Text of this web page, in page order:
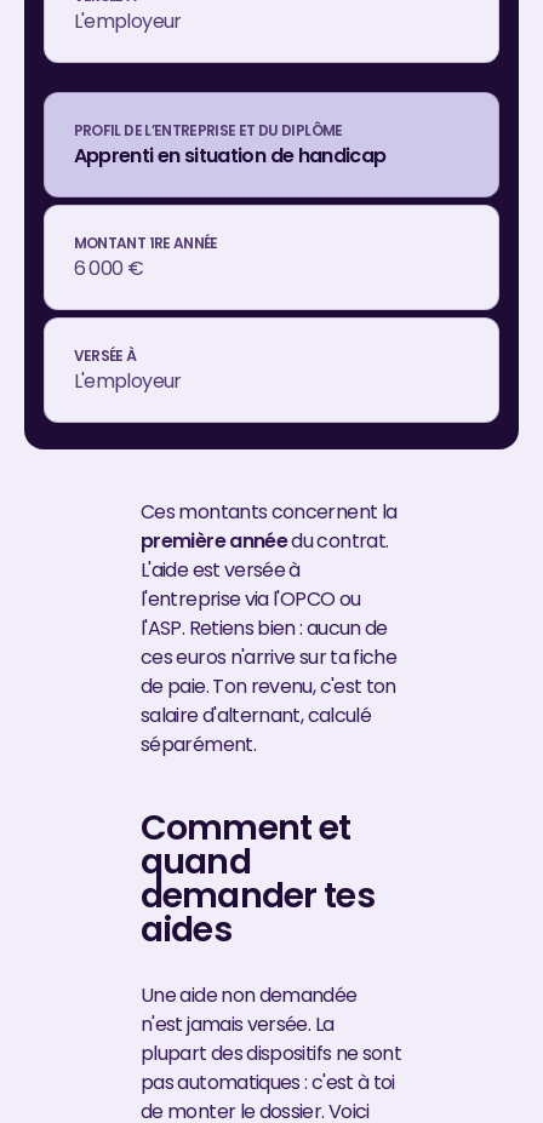
L'employeur
Apprenti en situation de handicap
6 000 €
L'employeur
Ces montants concernent la
première annéedu contrat.
L'aide est versée à
l'entreprise via l'OPCO ou
l'ASP. Retiens bien : aucun de
ces euros n'arrive sur ta fiche
de paie. Ton revenu, c'est ton
salaire d'alternant, calculé
séparément.
Comment et
quand
demander tes
aides
Une aide non demandée
n'est jamais versée. La
plupart des dispositifs ne sont
pas automatiques : c'est à toi
de monter le dossier. Voici